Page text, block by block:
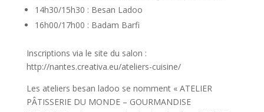
14h30/15h30 : Besan Ladoo
16h00/17h00 : Badam Barfi
Inscriptions via le site du salon :
http://nantes.creativa.eu/ateliers-cuisine/
Les ateliers besan ladoo se nomment « ATELIER
PÂTISSERIE DU MONDE – GOURMANDISE